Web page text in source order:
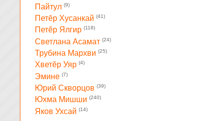
Пайтул (9)
Петĕр Хусанкай (41)
Петĕр Ялгир (118)
Светлана Асамат (24)
Трубина Мархви (25)
Хветĕр Уяр (4)
Эмине (7)
Юрий Скворцов (39)
Юхма Мишши (240)
Яков Ухсай (14)